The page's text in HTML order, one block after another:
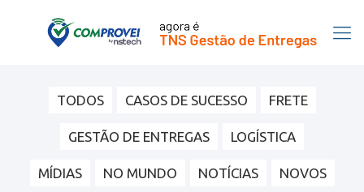
TODOS CASOS DE SUCESSO FRETE
GESTÃO DE ENTREGAS LOGÍSTICA
MÍDIAS NO MUNDO NOTÍCIAS NOVOS